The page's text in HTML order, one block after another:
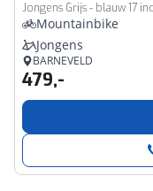
Jongens Grijs - blauw 17
Mountainbike
Jongens
BARNEVELD
479,-